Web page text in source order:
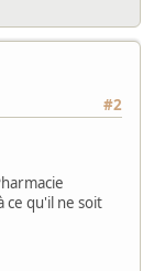
#2
qu'il ne soit